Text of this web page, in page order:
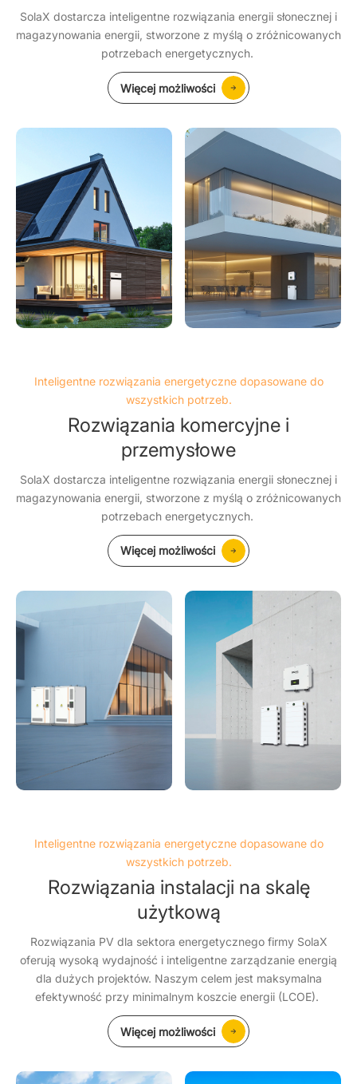
SolaX dostarcza inteligentne rozwiązania energii słonecznej i
magazynowania energii, stworzone z myślą o zróżnicowanych
potrzebach energetycznych.
Więcej możliwości
Inteligentne rozwiązania energetyczne dopasowane do
wszystkich potrzeb.
Rozwiązania komercyjne i
przemysłowe
SolaX dostarcza inteligentne rozwiązania energii słonecznej i
magazynowania energii, stworzone z myślą o zróżnicowanych
potrzebach energetycznych.
Więcej możliwości
Inteligentne rozwiązania energetyczne dopasowane do
wszystkich potrzeb.
Rozwiązania instalacji na skalę
użytkową
Rozwiązania PV dla sektora energetycznego firmy SolaX
oferują wysoką wydajność i inteligentne zarządzanie energią
dla dużych projektów. Naszym celem jest maksymalna
efektywność przy minimalnym koszcie energii (LCOE).
Więcej możliwości